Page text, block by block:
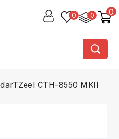
0
0
0
darTZeel CTH-8550 MKII